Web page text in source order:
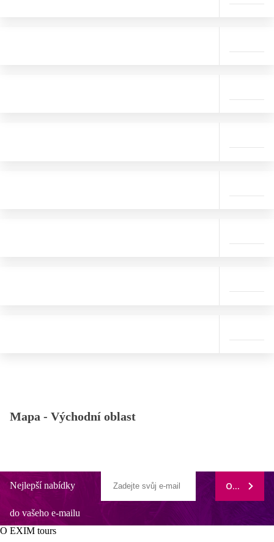
Mapa - Východní oblast
Nejlepší nabídky
do vašeho e-mailu
ODEBÍRAT
O EXIM tours